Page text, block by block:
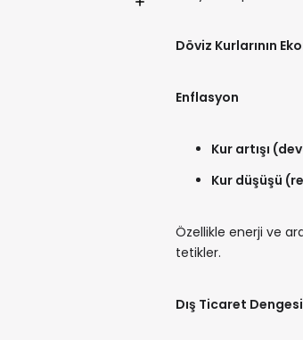
Döviz Kurlarının
Enflasyon
Kur artışı
Kur düşüşü
Özellikle enerji ve
tetikler.
Dış Ticaret Dengesi